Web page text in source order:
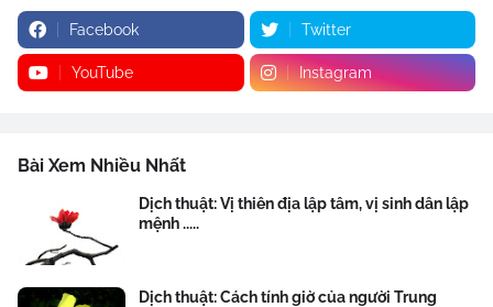
Facebook Twitter
YouTube Instagram
Bài Xem Nhiều Nhất
Dịch thuật: Vị thiên địa lập tâm, vị sinh dân lập
mệnh .....
Dịch thuật: Cách tính giờ của người Trung